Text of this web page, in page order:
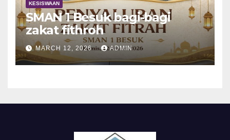
KESISWAAN
SMAN 1 Besuk bagi-bagi
zakat fithroh
MARCH 12, 2026 ADMIN